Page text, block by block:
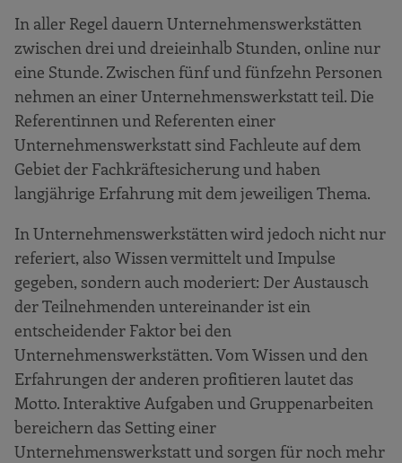
In aller Regel dauern Unternehmenswerkstätten
zwischen drei und dreieinhalb Stunden, online nur
eine Stunde. Zwischen fünf und fünfzehn Personen
nehmen an einer Unternehmenswerkstatt teil. Die
Referentinnen und Referenten einer
Unternehmenswerkstatt sind Fachleute auf dem
Gebiet der Fachkräftesicherung und haben
langjährige Erfahrung mit dem jeweiligen Thema.
In Unternehmenswerkstätten wird jedoch nicht nur
referiert, also Wissen vermittelt und Impulse
gegeben, sondern auch moderiert: Der Austausch
der Teilnehmenden untereinander ist ein
entscheidender Faktor bei den
Unternehmenswerkstätten. Vom Wissen und den
Erfahrungen der anderen profitieren lautet das
Motto. Interaktive Aufgaben und Gruppenarbeiten
bereichern das Setting einer
Unternehmenswerkstatt und sorgen für noch mehr